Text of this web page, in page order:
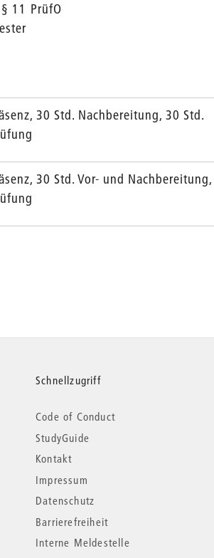
11 PrüfO
30 Std. Nachbereitung, 30 Std.
30 Std. Vor- und
Schnellzugriff
Code of Conduct
StudyGuide
Kontakt
Impressum
Datenschutz
Barrierefreiheit
Interne Meldestelle